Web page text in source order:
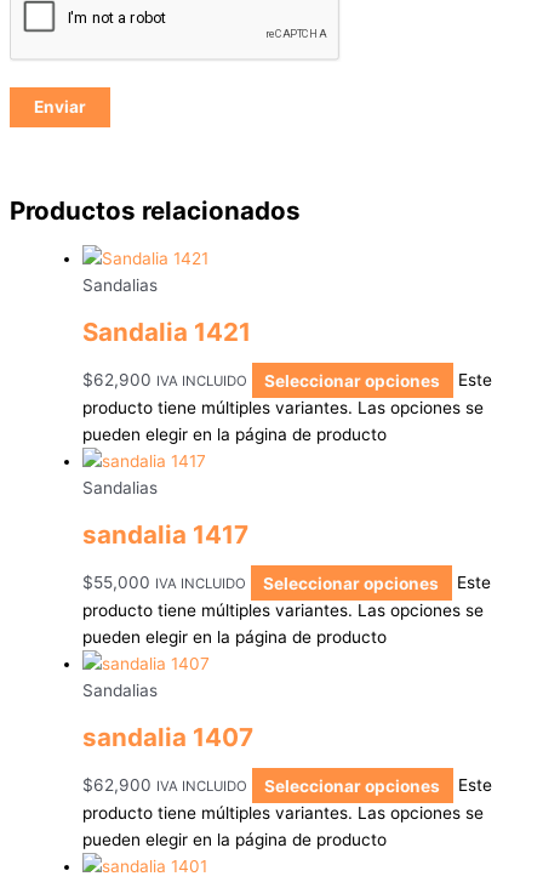
Productos relacionados
Sandalias
Sandalia 1421
$62,900 IVA INCLUIDO Seleccionar opciones
Este
producto tiene múltiples variantes. Las opciones se
pueden elegir en la página de producto
Sandalias
sandalia 1417
$55,000 IVA INCLUIDO Seleccionar opciones
Este
producto tiene múltiples variantes. Las opciones se
pueden elegir en la página de producto
Sandalias
sandalia 1407
$62,900 IVA INCLUIDO Seleccionar opciones
Este
producto tiene múltiples variantes. Las opciones se
pueden elegir en la página de producto